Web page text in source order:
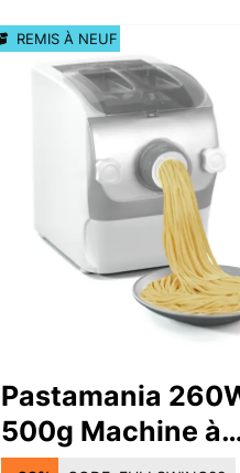
Pastamania
500g Machine à
Pâtes Blanc
REMIS À NEUF